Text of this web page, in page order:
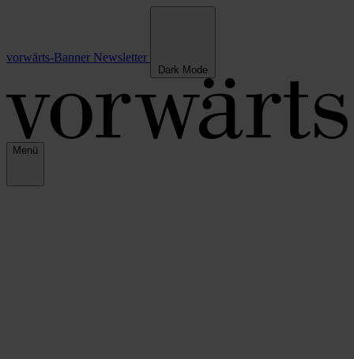
vorwärts-Banner Newsletter
Dark Mode
Menü